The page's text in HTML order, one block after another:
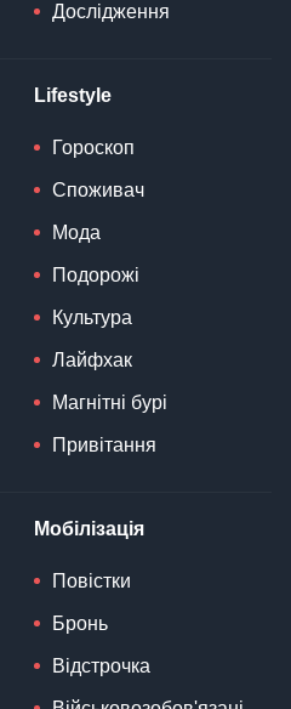
Дослідження
Lifestyle
Гороскоп
Споживач
Мода
Подорожі
Культура
Лайфхак
Магнітні бурі
Привітання
Мобілізація
Повістки
Бронь
Відстрочка